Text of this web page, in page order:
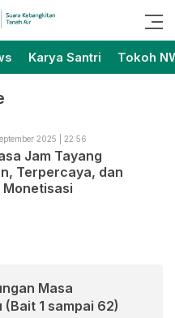
Online
Tanah Air
Karya Santri Tokoh
2025 | 22:56
Jam Tayang
Terpercaya, dan
Masa
1 sampai 62)